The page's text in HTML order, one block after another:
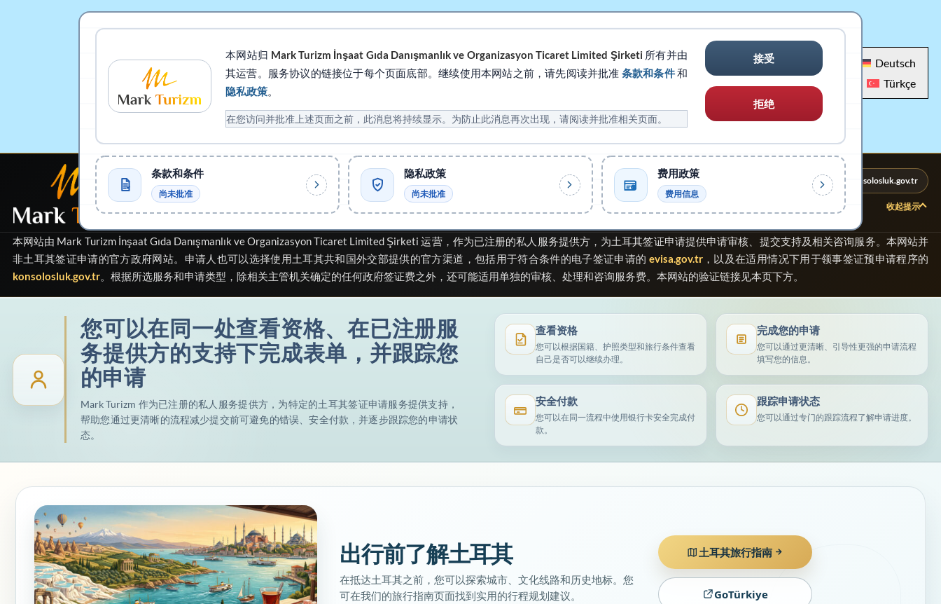
本网站归 Mark Turizm İnşaat Gıda Danışmanlık ve Organizasyon Ticaret Limited Şirketi 所有并由
其运营。服务协议的链接位于每个页面底部。继续使用本网站之前，请先阅读并批准 条款和条件和
隐私政策
在您访问并批准上述页面之前，此消息将持续显示。为防止此消息再次出现，请阅读并批准相关页面。
接受
拒绝
条款和条件
尚未批准
隐私政策
尚未批准
费用政策
费用信息
العربية English Français
Deutsch
Polski
Español Türkçe
已注册的私人签证申请支持
由Mark Turizm
已注册服务提供方 官方平台：konsolosluk.gov.tr
收起提示
本网站由 Mark Turizm İnşaat Gıda Danışmanlık ve Organizasyon Ticaret Limited Şirketi 运营，作为已注册的私人服务提供方，为土耳其签证申请提供申请审核、提交支持及相关咨询服务。本网站并
非土耳其签证申请的官方政府网站。申请人也可以选择使用土耳其共和国外交部提供的官方渠道，包括用于符合条件的电子签证申请的 evisa.gov.tr，以及在适用情况下用于领事签证预申请程序的
konsolosluk.gov.tr。根据所选服务和申请类型，除相关主管机关确定的任何政府签证费之外，还可能适用单独的审核、处理和咨询服务费。本网站的验证链接见本页下方。
您可以在同一处查看资格、在已注册服
务提供方的支持下完成表单，并跟踪您
的申请
Mark Turizm 作为已注册的私人服务提供方，为特定的土耳其签证申请服务提供支持，
帮助您通过更清晰的流程减少提交前可避免的错误、安全付款，并逐步跟踪您的申请状
态。
查看资格
您可以根据国籍、护照类型和旅行条件查看
自己是否可以继续办理。
完成您的申请
您可以通过更清晰、引导性更强的申请流程
填写您的信息。
安全付款
您可以在同一流程中使用银行卡安全完成付
款。
跟踪申请状态
您可以通过专门的跟踪流程了解申请进度。
出行前了解土耳其
在抵达土耳其之前，您可以探索城市、文化线路和历史地标。您
可在我们的旅行指南页面找到实用的行程规划建议。
土耳其旅行指南
GoTürkiye